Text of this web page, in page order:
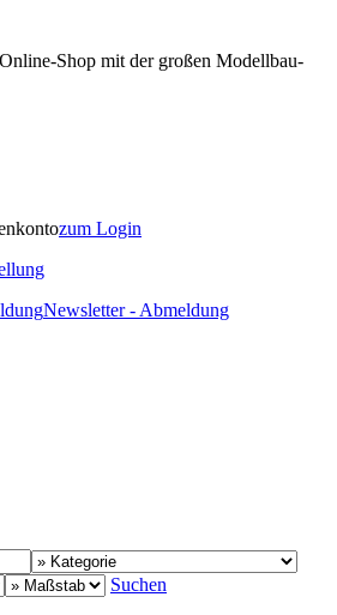
Shop mit der großen Modellbau-
zum Login
Newsletter - Abmeldung
Suchen